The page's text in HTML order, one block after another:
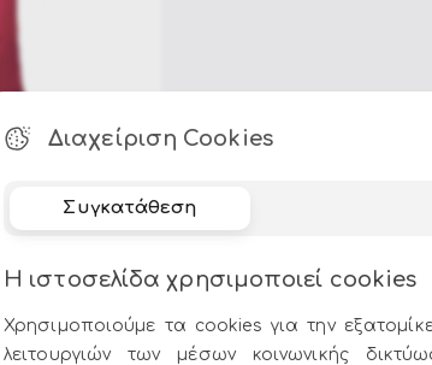
Διαχείριση Cookies
Συγκατάθεση
Η ιστοσελίδα χρησιμοποιεί cookies
Χρησιμοποιούμε τα cookies για την
λειτουργιών των μέσων κοινωνικής